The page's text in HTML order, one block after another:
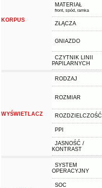
KORPUS
MATERIAŁ
front, spód, ramka
ZŁĄCZA
GNIAZDO
CZYTNIK LINII
PAPILARNYCH
WYŚWIETLACZ
RODZAJ
ROZMIAR
ROZDZIELCZOŚĆ
PPI
JASNOŚĆ /
KONTRAST
SYSTEM
OPERACYJNY
SOC